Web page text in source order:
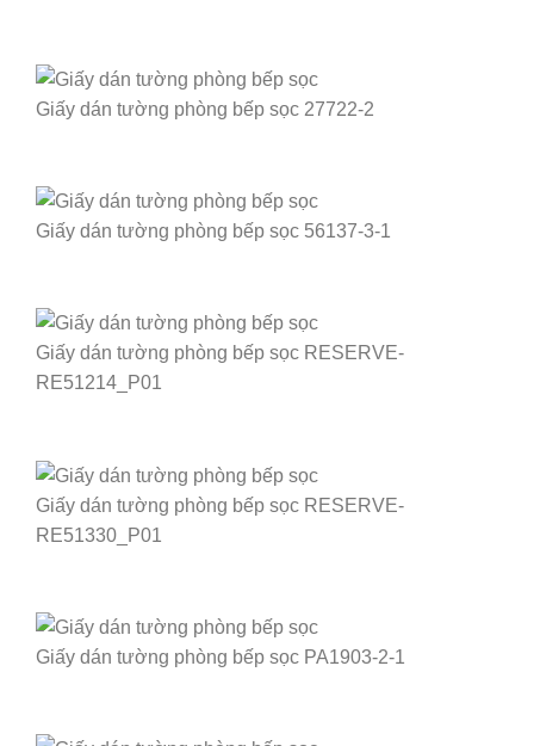
Giấy dán tường phòng bếp sọc 27722-2
Giấy dán tường phòng bếp sọc 56137-3-1
Giấy dán tường phòng bếp sọc RESERVE-
RE51214_P01
Giấy dán tường phòng bếp sọc RESERVE-
RE51330_P01
Giấy dán tường phòng bếp sọc PA1903-2-1